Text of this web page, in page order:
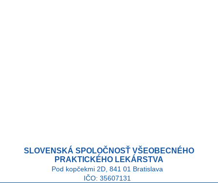
SLOVENSKÁ SPOLOČNOSŤ VŠEOBECNÉHO
PRAKTICKÉHO LEKÁRSTVA
Pod kopčekmi 2D, 841 01 Bratislava
IČO: 35607131